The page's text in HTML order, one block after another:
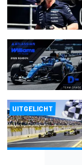
UITGELICHT